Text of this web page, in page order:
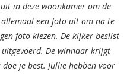
in deze woonkamer om de
allemaal een foto uit om na te
foto kiezen. De kijker beslist
De winnaar krijgt
je best. Jullie hebben voor